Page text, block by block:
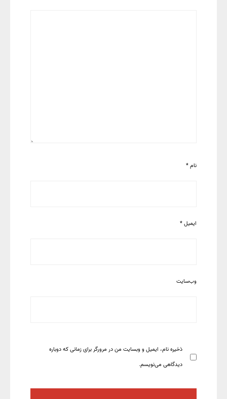
نام*
ایمیل*
وب‌سایت
ذخیره نام، ایمیل و وبسایت من در مرورگر برای زمانی که دوباره
دیدگاهی می‌نویسم.